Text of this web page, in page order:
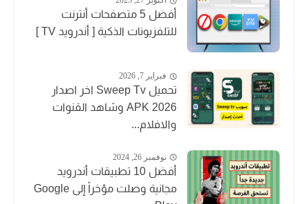
أفضل 5 متصفحات أنترنت
للتلفزيونات الذكية [ أندرويد TV ]
فبراير 7, 2026
تحميل Sweep Tv اخر اصدار
2026 APK وشاهد القنوات
والافلام...
نوفمبر 26, 2024
أفضل 10 تطبيقات أندرويد
مجانية وصلت مؤخراً إلى Google